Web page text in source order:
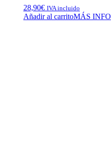
28,90€ IVA incluido
Añadir al carritoMÁS INFO